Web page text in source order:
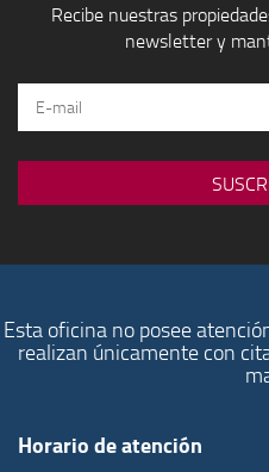
Recibe nuestras
newsletter y
Esta oficina no posee
realizan únicamente con
Horario de atención